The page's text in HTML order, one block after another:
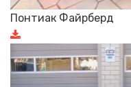
Понтиак Файрберд